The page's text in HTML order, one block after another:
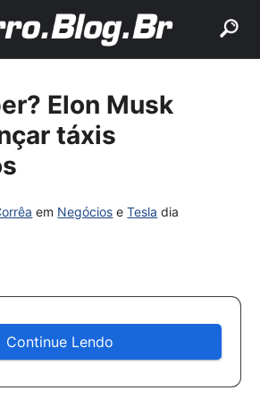
Elon Musk
táxis
em Negócios eTesla dia
Continue Lendo